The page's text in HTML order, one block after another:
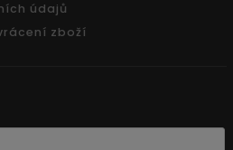
údajů
zboží